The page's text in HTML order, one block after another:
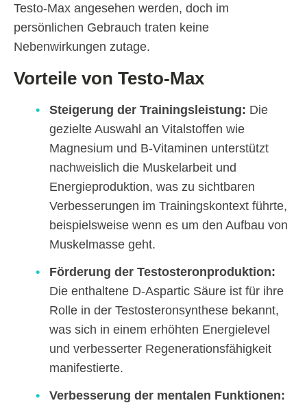
Testo-Max angesehen werden, doch im
persönlichen Gebrauch traten keine
Nebenwirkungen zutage.
Vorteile von Testo-Max
Steigerung der Trainingsleistung: Die
gezielte Auswahl an Vitalstoffen wie
Magnesium und B-Vitaminen unterstützt
nachweislich die Muskelarbeit und
Energieproduktion, was zu sichtbaren
Verbesserungen im Trainingskontext führte,
beispielsweise wenn es um den Aufbau von
Muskelmasse geht.
Förderung der Testosteronproduktion:
Die enthaltene D-Aspartic Säure ist für ihre
Rolle in der Testosteronsynthese bekannt,
was sich in einem erhöhten Energielevel
und verbesserter Regenerationsfähigkeit
manifestierte.
Verbesserung der mentalen Funktionen: